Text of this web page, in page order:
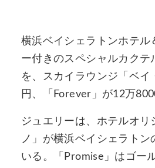
横浜ベイシェラトンホテル
ー付きのスペシャルカクテ
を、スカイラウンジ「ベ
円、「Forever」が12万
ジュエリーは、ホテルオ
ノ」が横浜ベイシェラト
いる。「Promise」はゴー